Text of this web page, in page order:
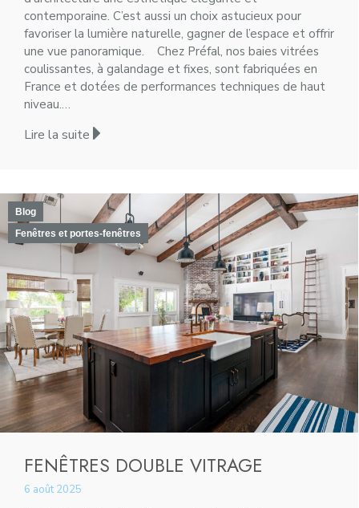
contemporaine. C’est aussi un choix astucieux pour
favoriser la lumière naturelle, gagner de l’espace et offrir
une vue panoramique. Chez Préfal, nos baies vitrées
coulissantes, à galandage et fixes, sont fabriquées en
France et dotées de performances techniques de haut
niveau.…
Lire la suite
Blog
Fenêtres et portes-fenêtres
FENÊTRES DOUBLE VITRAGE
6 août 2025